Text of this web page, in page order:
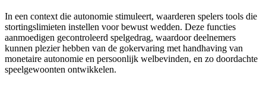
In een context die autonomie stimuleert, waarderen spelers tools die
stortingslimieten instellen voor bewust wedden. Deze functies
aanmoedigen gecontroleerd spelgedrag, waardoor deelnemers
kunnen plezier hebben van de gokervaring met handhaving van
monetaire autonomie en persoonlijk welbevinden, en zo doordachte
speelgewoonten ontwikkelen.